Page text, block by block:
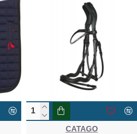
CATAGO